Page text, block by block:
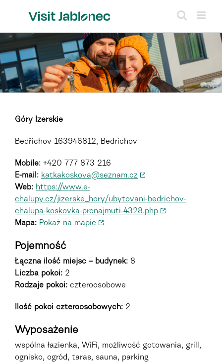
Góry Izerskie
Bedřichov 163946812, Bedrichov
Mobile: +420 777 873 216
E-mail: katkakoskova@seznam.cz
Web: https://www.e-
chalupy.cz/jizerske_hory/ubytovani-bedrichov-
chalupa-koskovka-pronajmuti-4328.php
Mapa: Pokaż na mapie
Pojemność
Łączna ilość miejsc – budynek: 8
Liczba pokoi: 2
Rodzaje pokoi: czteroosobowe
Ilość pokoi czteroosobowych: 2
Wyposażenie
wspólna łazienka, WiFi, możliwość gotowania, grill,
ognisko, ogród, taras, sauna, parking